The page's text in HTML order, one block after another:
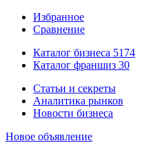
Избранное
Сравнение
Каталог бизнеса 5174
Каталог франшиз 30
Статьи и секреты
Аналитика рынков
Новости бизнеса
Новое объявление